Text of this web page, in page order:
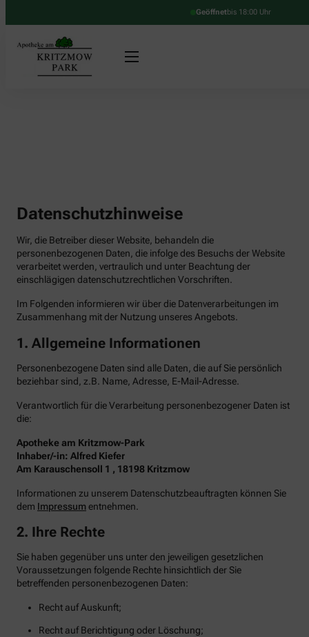
Geöffnetbis 18:00 Uhr
Datenschutzhinweise
Wir, die Betreiber dieser Website, behandeln die
personenbezogenen Daten, die infolge des Besuchs der Website
verarbeitet werden, vertraulich und unter Beachtung der
einschlägigen datenschutzrechtlichen Vorschriften.
Im Folgenden informieren wir über die Datenverarbeitungen im
Zusammenhang mit der Nutzung unseres Angebots.
1. Allgemeine Informationen
Personenbezogene Daten sind alle Daten, die auf Sie persönlich
beziehbar sind, z.B. Name, Adresse, E-Mail-Adresse.
Verantwortlich für die Verarbeitung personenbezogener Daten ist
die:
Apotheke am Kritzmow-Park
Inhaber/-in: Alfred Kiefer
Am Karauschensoll 1 , 18198 Kritzmow
Informationen zu unserem Datenschutzbeauftragten können Sie
dem Impressum entnehmen.
2. Ihre Rechte
Sie haben gegenüber uns unter den jeweiligen gesetzlichen
Voraussetzungen folgende Rechte hinsichtlich der Sie
betreffenden personenbezogenen Daten:
Recht auf Auskunft;
Recht auf Berichtigung oder Löschung;